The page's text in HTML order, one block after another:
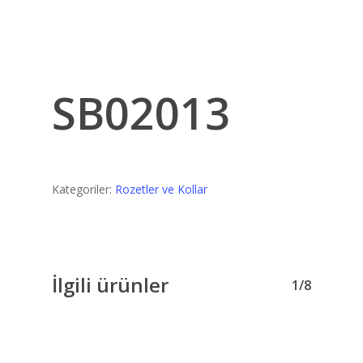
SB02013
Kategoriler: Rozetler ve Kollar
İlgili ürünler 1/8